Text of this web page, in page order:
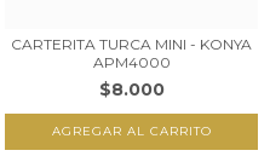
CARTERITA TURCA MINI - KONYA
APM4000
$8.000